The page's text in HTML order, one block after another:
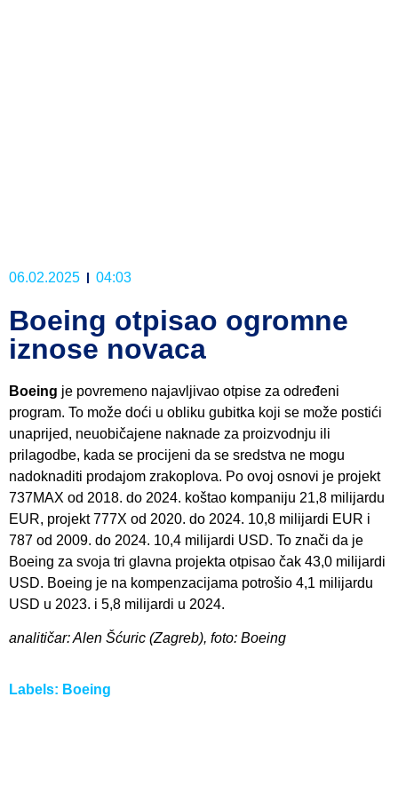
06.02.2025 04:03
Boeing otpisao ogromne
iznose novaca
Boeing je povremeno najavljivao otpise za određeni
program. To može doći u obliku gubitka koji se može postići
unaprijed, neuobičajene naknade za proizvodnju ili
prilagodbe, kada se procijeni da se sredstva ne mogu
nadoknaditi prodajom zrakoplova. Po ovoj osnovi je projekt
737MAX od 2018. do 2024. koštao kompaniju 21,8 milijardu
EUR, projekt 777X od 2020. do 2024. 10,8 milijardi EUR i
787 od 2009. do 2024. 10,4 milijardi USD. To znači da je
Boeing za svoja tri glavna projekta otpisao čak 43,0 milijardi
USD. Boeing je na kompenzacijama potrošio 4,1 milijardu
USD u 2023. i 5,8 milijardi u 2024.
analitičar: Alen Šćuric (Zagreb), foto: Boeing
Labels: Boeing